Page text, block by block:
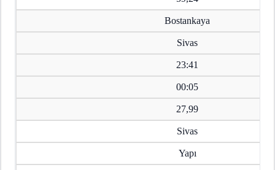
Bostankaya
Sivas
23:41
00:05
27,99
Sivas
Yapı